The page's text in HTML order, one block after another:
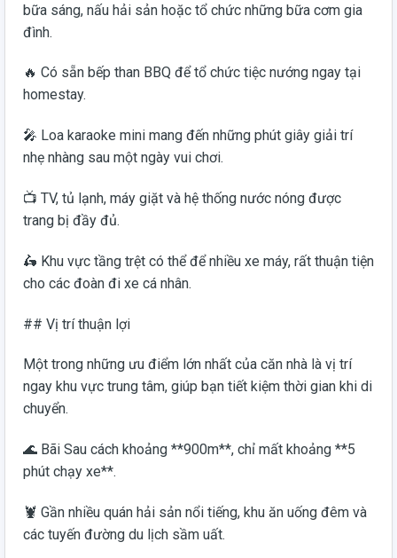
bữa sáng, nấu hải sản hoặc tổ chức những bữa cơm gia
đình.
🔥 Có sẵn bếp than BBQ để tổ chức tiệc nướng ngay tại
homestay.
🎤 Loa karaoke mini mang đến những phút giây giải trí
nhẹ nhàng sau một ngày vui chơi.
📺 TV, tủ lạnh, máy giặt và hệ thống nước nóng được
trang bị đầy đủ.
🛵 Khu vực tầng trệt có thể để nhiều xe máy, rất thuận tiện
cho các đoàn đi xe cá nhân.
## Vị trí thuận lợi
Một trong những ưu điểm lớn nhất của căn nhà là vị trí
ngay khu vực trung tâm, giúp bạn tiết kiệm thời gian khi di
chuyển.
🌊 Bãi Sau cách khoảng **900m**, chỉ mất khoảng **5
phút chạy xe**.
🦞 Gần nhiều quán hải sản nổi tiếng, khu ăn uống đêm và
các tuyến đường du lịch sầm uất.